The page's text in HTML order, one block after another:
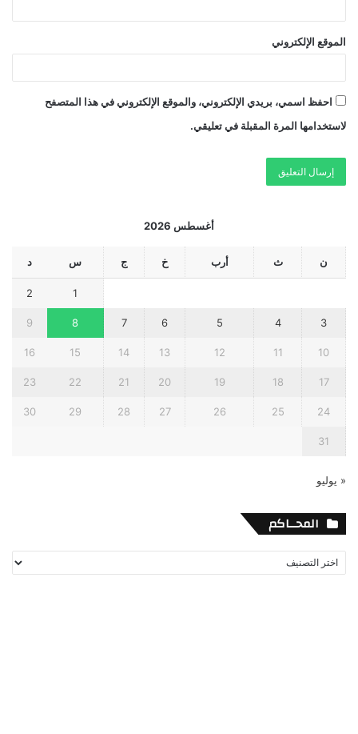
الموقع الإلكتروني
احفظ اسمي، بريدي الإلكتروني، والموقع الإلكتروني في هذا المتصفح
لاستخدامها المرة المقبلة في تعليقي.
أغسطس 2026
ن ث أرب خ ج س د
1
2
3
4
5
6
7
8
9
10
11
12
13
14
15
16
17
18
19
20
21
22
23
24
25
26
27
28
29
30
31
« يوليو
المحــاكم
المحــاكم